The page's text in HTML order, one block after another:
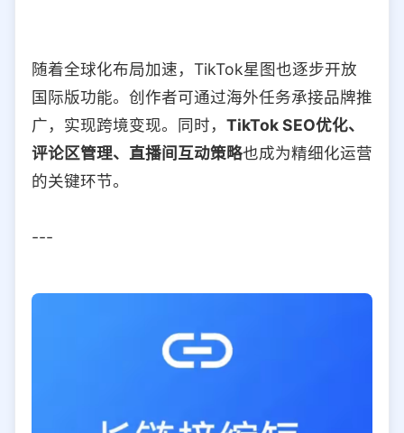
随着全球化布局加速，TikTok星图也逐步开放
国际版功能。创作者可通过海外任务承接品牌推
广，实现跨境变现。同时， TikTok SEO优化、
评论区管理、直播间互动策略也成为精细化运营
的关键环节。
---